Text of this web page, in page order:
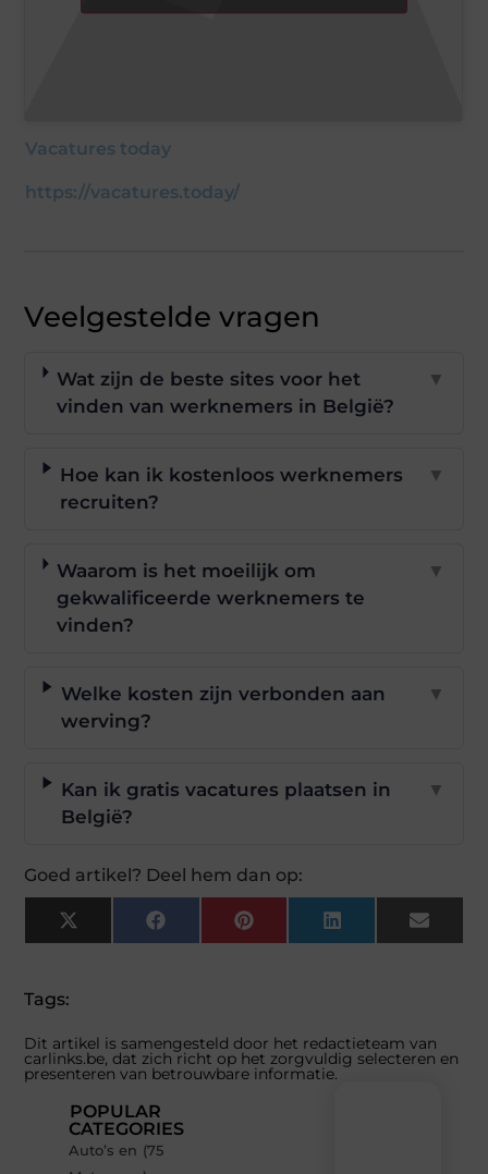
Vacatures today
https://vacatures.today/
Veelgestelde vragen
Wat zijn de beste sites voor het
vinden van werknemers in België?
▼
Hoe kan ik kostenloos werknemers
recruiten?
▼
Waarom is het moeilijk om
gekwalificeerde werknemers te
vinden?
▼
Welke kosten zijn verbonden aan
werving?
▼
Kan ik gratis vacatures plaatsen in
België?
▼
Goed artikel? Deel hem dan op:
X
(Twitter)
FacebookPinterestLinkedInEmail
Tags:
Dit artikel is samengesteld door het redactieteam van
carlinks.be, dat zich richt op het zorgvuldig selecteren en
presenteren van betrouwbare informatie.
POPULAR
CATEGORIES
Auto’s en (75